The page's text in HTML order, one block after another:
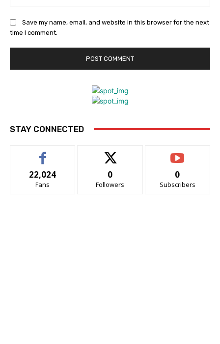
Save my name, email, and website in this browser for the next
time I comment.
STAY CONNECTED
22,024
Fans
0
Followers
0
Subscribers